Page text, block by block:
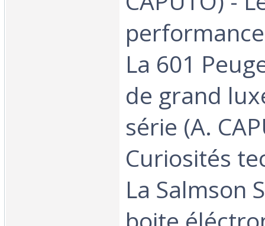
La 601
de grand
série (A.
Curiosités
La Salmson